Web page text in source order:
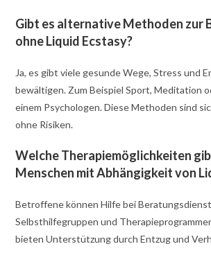
Gibt es alternative Methoden zur
ohne Liquid Ecstasy?
Ja, es gibt viele gesunde Wege, Stress und
bewältigen. Zum Beispiel Sport, Meditation
einem Psychologen. Diese Methoden sind
ohne Risiken.
Welche Therapiemöglichkeiten
Menschen mit Abhängigkeit von
Betroffene können Hilfe bei
Selbsthilfegruppen und
bieten Unterstützung durch Entzug und